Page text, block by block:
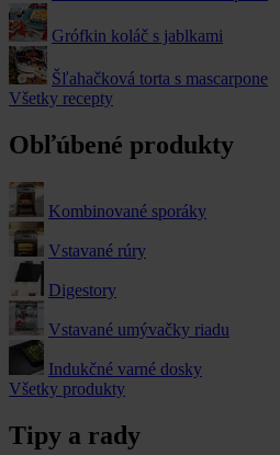
Grófkin koláč s jablkami
Šľahačková torta s mascarpone
Všetky recepty
Obľúbené produkty
Kombinované sporáky
Vstavané rúry
Digestory
Vstavané umývačky riadu
Indukčné varné dosky
Všetky produkty
Tipy a rady